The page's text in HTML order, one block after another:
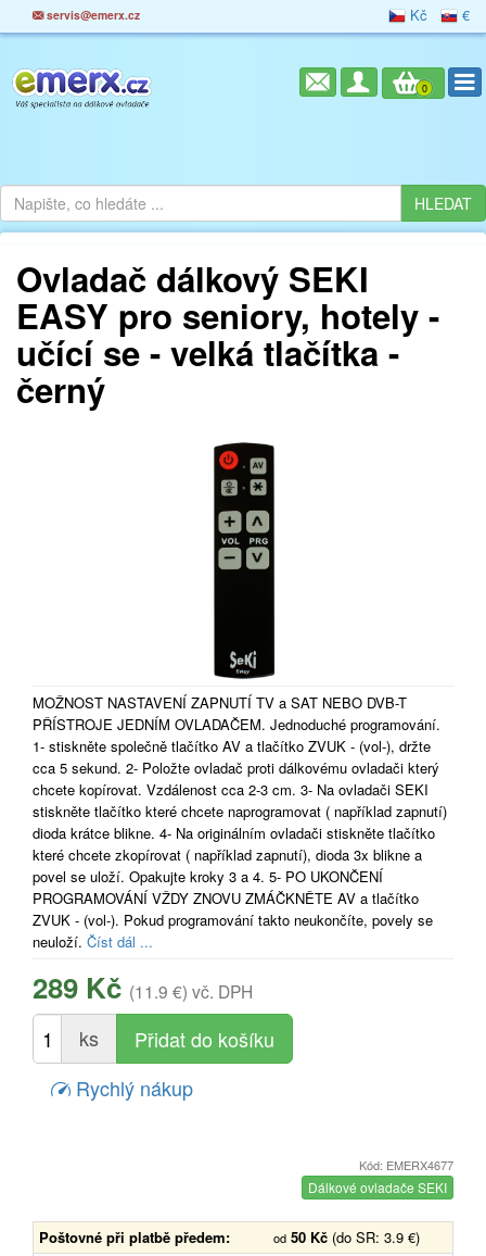
servis@emerx.cz Kč €
0
Ovladač dálkový SEKI
EASY pro seniory, hotely -
učící se - velká tlačítka -
černý
MOŽNOST NASTAVENÍ ZAPNUTÍ TV a SAT NEBO DVB-T
PŘÍSTROJE JEDNÍM OVLADAČEM. Jednoduché programování.
1- stiskněte společně tlačítko AV a tlačítko ZVUK - (vol-), držte
cca 5 sekund. 2- Položte ovladač proti dálkovému ovladači který
chcete kopírovat. Vzdálenost cca 2-3 cm. 3- Na ovladači SEKI
stiskněte tlačítko které chcete naprogramovat ( například zapnutí)
dioda krátce blikne. 4- Na originálním ovladači stiskněte tlačítko
které chcete zkopírovat ( například zapnutí), dioda 3x blikne a
povel se uloží. Opakujte kroky 3 a 4. 5- PO UKONČENÍ
PROGRAMOVÁNÍ VŽDY ZNOVU ZMÁČKNĚTE AV a tlačítko
ZVUK - (vol-). Pokud programování takto neukončíte, povely se
neuloží. Číst dál ...
289 Kč (11.9 €) vč. DPH
ks
Rychlý nákup
Kód: EMERX4677
Dálkové ovladače SEKI
Poštovné při platbě předem: od 50 Kč (do SR: 3.9 €)